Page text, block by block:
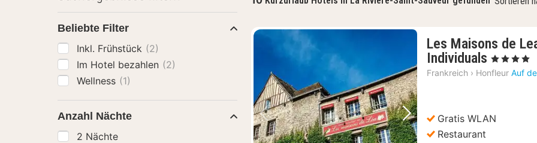
Vorheriges Bild Nächstes Bild
Les Maisons de
Individuals 1
Nacht
€
, 4 Sterne
Frankreich › Honfleur Auf
Gratis WLAN
Restaurant
Beliebte Filter
Inkl. Frühstück (2)
Im Hotel bezahlen (2)
Wellness (1)
Anzahl Nächte
2 Nächte